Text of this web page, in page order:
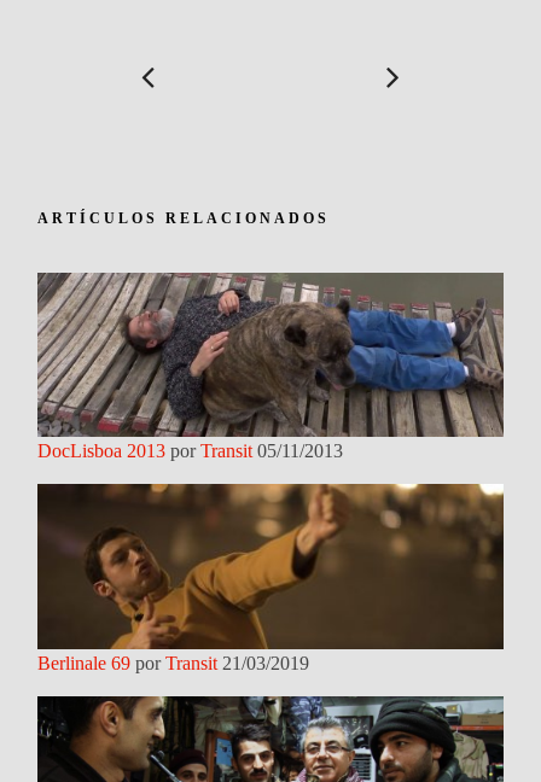
ARTÍCULOS RELACIONADOS
DocLisboa 2013 porTransit 05/11/2013
Berlinale 69 porTransit 21/03/2019